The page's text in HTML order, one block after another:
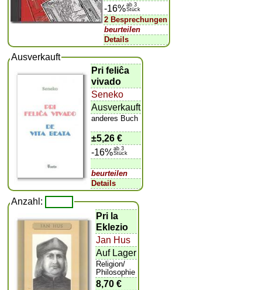
-16%ab 3
Stück
2 Besprechungen
beurteilen
Details
Ausverkauft
Pri feliĉa
vivado
Seneko
Ausverkauft
anderes Buch
±5,26 €
-16%ab 3
Stück
beurteilen
Details
Anzahl:
Pri la
Eklezio
Jan Hus
Auf Lager
Religion/
Philosophie
8,70 €